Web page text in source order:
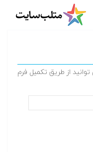
از طریق تکمیل فرم